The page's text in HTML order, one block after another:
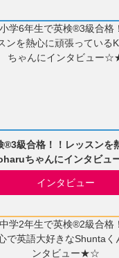
®3級合格！！レッスンを
ちゃんにインタビ
インタビュー